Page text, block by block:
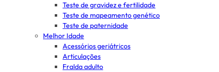
Teste de gravidez e fertilidade
Teste de mapeamento genético
Teste de paternidade
Melhor Idade
Acessórios geriátricos
Articulações
Fralda adulto